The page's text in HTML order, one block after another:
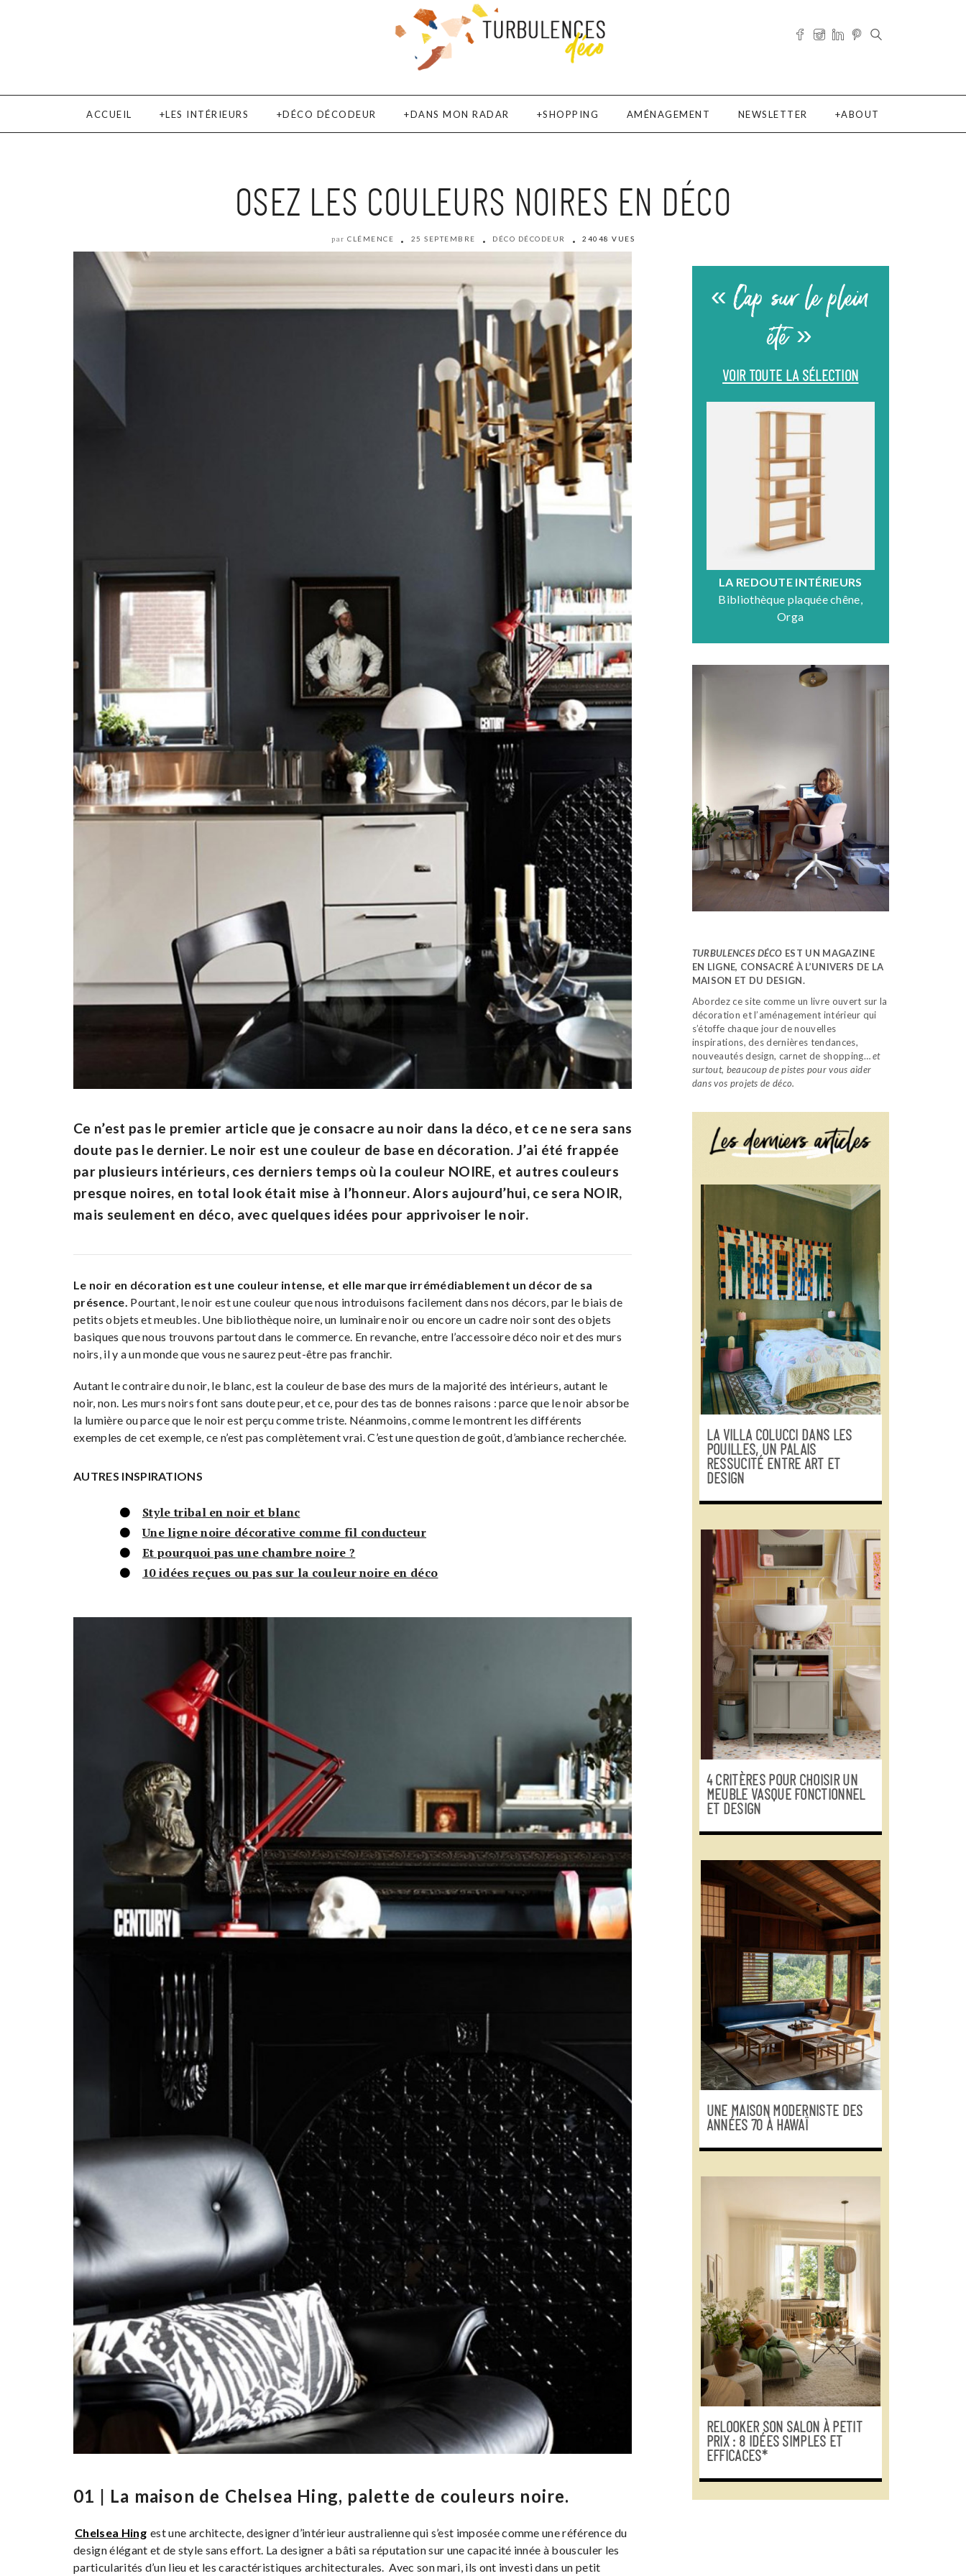
ACCUEIL LES INTÉRIEURS DÉCO DÉCODEUR DANS MON RADAR SHOPPING AMÉNAGEMENT NEWSLETTER ABOUT
OSEZ LES COULEURS NOIRES EN DÉCO
par CLÉMENCE 25 SEPTEMBRE DÉCO DÉCODEUR 24048 VUES
Ce n’est pas le premier article que je consacre au noir dans la déco, et ce ne sera sans
doute pas le dernier. Le noir est une couleur de base en décoration. J’ai été frappée
par plusieurs intérieurs, ces derniers temps où la couleur NOIRE, et autres couleurs
presque noires, en total look était mise à l’honneur. Alors aujourd’hui, ce sera NOIR,
mais seulement en déco, avec quelques idées pour apprivoiser le noir.
Le noir en décoration est une couleur intense, et elle marque irrémédiablement un décor de sa
présence. Pourtant, le noir est une couleur que nous introduisons facilement dans nos décors, par le biais de
petits objets et meubles. Une bibliothèque noire, un luminaire noir ou encore un cadre noir sont des objets
basiques que nous trouvons partout dans le commerce. En revanche, entre l’accessoire déco noir et des murs
noirs, il y a un monde que vous ne saurez peut-être pas franchir.
Autant le contraire du noir, le blanc, est la couleur de base des murs de la majorité des intérieurs, autant le
noir, non. Les murs noirs font sans doute peur, et ce, pour des tas de bonnes raisons : parce que le noir absorbe
la lumière ou parce que le noir est perçu comme triste. Néanmoins, comme le montrent les différents
exemples de cet exemple, ce n’est pas complètement vrai. C’est une question de goût, d’ambiance recherchée.
AUTRES INSPIRATIONS
Style tribal en noir et blanc
Une ligne noire décorative comme fil conducteur
Et pourquoi pas une chambre noire ?
10 idées reçues ou pas sur la couleur noire en déco
01 | La maison de Chelsea Hing, palette de couleurs noire.
Chelsea Hing est une architecte, designer d’intérieur australienne qui s’est imposée comme une référence du
design élégant et de style sans effort. La designer a bâti sa réputation sur une capacité innée à bousculer les
particularités d’un lieu et les caractéristiques architecturales. Avec son mari, ils ont investi dans un petit
« Cap sur le plein
été »
VOIR TOUTE LA SÉLECTION
LA REDOUTE INTÉRIEURS
Bibliothèque plaquée chêne,
Orga
TURBULENCES DÉCO EST UN MAGAZINE
EN LIGNE, CONSACRÉ À L’UNIVERS DE LA
MAISON ET DU DESIGN.
Abordez ce site comme un livre ouvert sur la
décoration et l’aménagement intérieur qui
s’étoffe chaque jour de nouvelles
inspirations, des dernières tendances,
nouveautés design, carnet de shopping…et
surtout, beaucoup de pistes pour vous aider
dans vos projets de déco.
LA VILLA COLUCCI DANS LES
POUILLES, UN PALAIS
RESSUCITÉ ENTRE ART ET
DESIGN
4 CRITÈRES POUR CHOISIR UN
MEUBLE VASQUE FONCTIONNEL
ET DESIGN
UNE MAISON MODERNISTE DES
ANNÉES 70 À HAWAÏ
RELOOKER SON SALON À PETIT
PRIX : 8 IDÉES SIMPLES ET
EFFICACES*